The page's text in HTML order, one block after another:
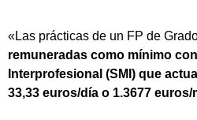
«Las prácticas de un FP de
remuneradas como mínimo
Interprofesional (SMI) que
33,33 euros/día o 1.3677 euros/